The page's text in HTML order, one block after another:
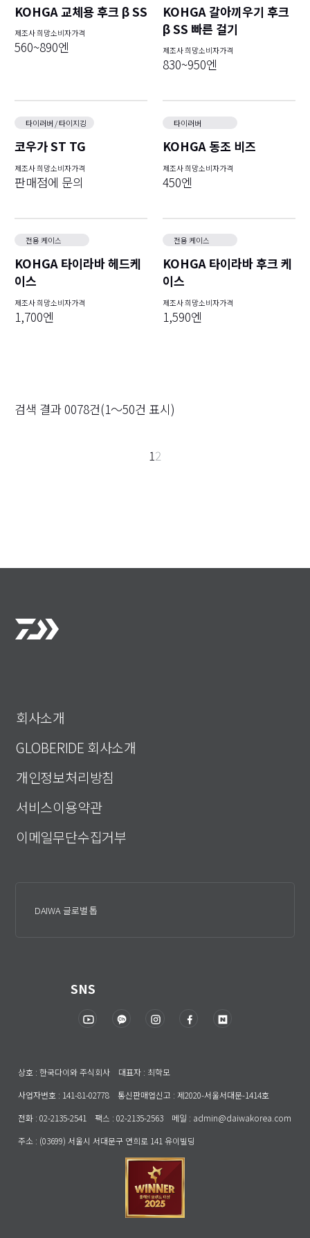
KOHGA 교체용 후크 β SS
제조사 희망소비자가격
560~890엔
KOHGA 갈아끼우기 후크
β SS 빠른 걸기
제조사 희망소비자가격
830~950엔
타이러버 / 타이지깅
코우가 ST TG
제조사 희망소비자가격
판매점에 문의
타이러버
KOHGA 동조 비즈
제조사 희망소비자가격
450엔
전용 케이스
KOHGA 타이라바 헤드케
이스
제조사 희망소비자가격
1,700엔
전용 케이스
KOHGA 타이라바 후크 케
이스
제조사 희망소비자가격
1,590엔
검색 결과0078건(1～50건 표시)
12
회사소개
GLOBERIDE 회사소개
개인정보처리방침
서비스이용약관
이메일무단수집거부
DAIWA 글로벌 톱
SNS
상호 : 한국다이와 주식회사 대표자 : 최학모
사업자번호 : 141-81-02778 통신판매업신고 : 제2020-서울서대문-1414호
전화 : 02-2135-2541 팩스 : 02-2135-2563 메일 : admin@daiwakorea.com
주소 : (03699) 서울시 서대문구 연희로 141 유이빌딩